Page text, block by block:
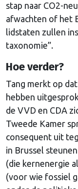
stap naar CO2-
afwachten of het
lidstaten zullen
taxonomie”.
Hoe verder?
Tang merkt op
hebben
de VVD en CDA
Tweede Kamer
consequent uit
in Brussel
(die kernenergie
(voor wie fossiel